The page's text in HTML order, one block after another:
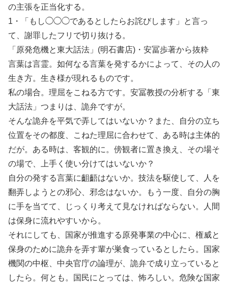
の主張を正当化する。
1・「もし◯◯◯であるとしたらお詫びします」と言っ
て、謝罪したフリで切り抜ける。
「原発危機と東大話法」(明石書店)・安冨歩著から抜粋
言葉は言霊。如何なる言葉を発するかによって、その人の
生き方。生き様が現れるものです。
私の場合。理屈をこねる方です。安冨教授の分析する「東
大話法」つまりは、詭弁ですが。
そんな詭弁を平気で弄してはいないか？また、自分の立ち
位置をその都度、こねた理屈に合わせて、ある時は主体的
だが。ある時は、客観的に。傍観者に置き換え、その場そ
の場で、上手く使い分けてはいないか？
自分の発する言葉に齟齬はないか。技法を駆使して、人を
翻弄しようとの邪心、邪念はないか。もう一度、自分の胸
に手を当てて、じっくり考えて見なければならない。人間
は保身に流れやすいから。
それにしても、国家が推進する原発事業の中心に、権威と
保身のために詭弁を弄す輩が巣食っているとしたら。国家
機関の中枢、中央官庁の論理が、詭弁で成り立っていると
したら。何とも。国民にとっては、怖ろしい。危険な国家